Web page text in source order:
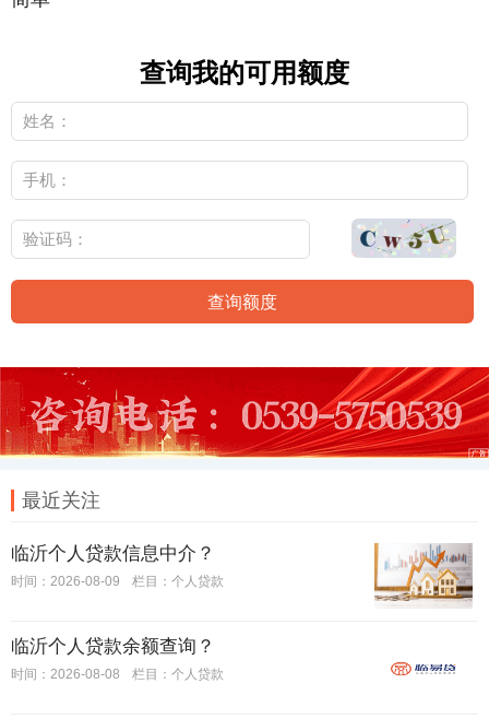
查询我的可用额度
查询额度
最近关注
临沂个人贷款信息中介？
时间：2026-08-09 栏目： 个人贷款
临沂个人贷款余额查询？
时间：2026-08-08 栏目： 个人贷款